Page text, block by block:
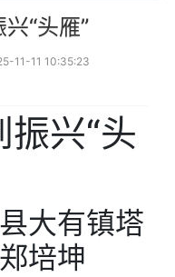
“头雁”
11-11 10:35:23
兴“头
大有镇塔
培坤